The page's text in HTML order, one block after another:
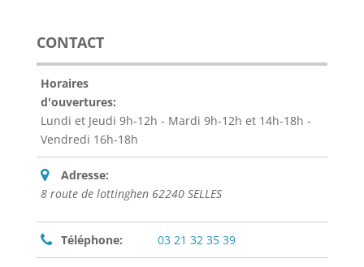
CONTACT
Horaires
d'ouvertures:
Lundi et Jeudi 9h-12h - Mardi 9h-12h et 14h-18h -
Vendredi 16h-18h
Adresse:
8 route de lottinghen 62240 SELLES
Téléphone: 03 21 32 35 39